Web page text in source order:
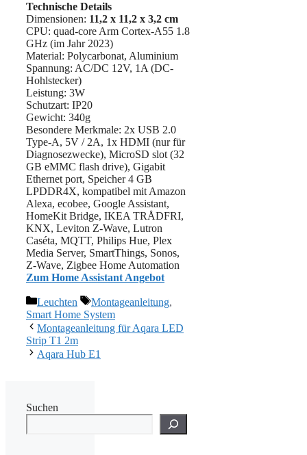
Technische Details
Dimensionen: 11,2 x 11,2 x 3,2 cm
CPU: quad-core Arm Cortex-A55 1.8
GHz (im Jahr 2023)
Material: Polycarbonat, Aluminium
Spannung: AC/DC 12V, 1A (DC-
Hohlstecker)
Leistung: 3W
Schutzart: IP20
Gewicht: 340g
Besondere Merkmale: ‎2x USB 2.0
Type-A, 5V / 2A, 1x HDMI (nur für
Diagnosezwecke), MicroSD slot (32
GB eMMC flash drive), Gigabit
Ethernet port, Speicher 4 GB
LPDDR4X, kompatibel mit Amazon
Alexa, ecobee, Google Assistant,
HomeKit Bridge, IKEA TRÅDFRI,
KNX, Leviton Z-Wave, Lutron
Caséta, MQTT, Philips Hue, Plex
Media Server, SmartThings, Sonos,
Z-Wave, Zigbee Home Automation
Zum Home Assistant Angebot
Kategorien
Leuchten Schlagwörter
Montageanleitung,
Smart Home System
Montageanleitung für Aqara LED
Strip T1 2m
Aqara Hub E1
Suchen